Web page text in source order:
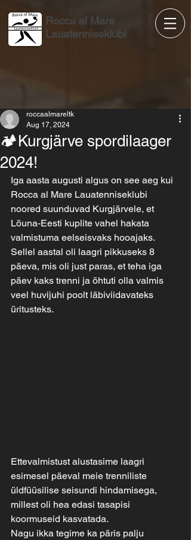
Rocca al Mare
Lauatenniseklubi
🏕️Kurgjärve spordilaager
2024!
roccaalmareltk
Aug 17, 2024
Iga aasta augusti algus on see aeg kui
Rocca al Mare Lauatenniseklubi
noored suunduvad Kurgjärvele, et
Lõuna-Eesti kuplite vahel hakata
valmistuma eelseisvaks hooajaks.
Sellel aastal oli laagri pikkuseks 8
päeva, mis oli just paras, et teha iga
päev kaks trenni ja õhtuti olla valmis
veel huvijuhi poolt läbiviidavateks
üritusteks.
Ettevalmistust alustasime laagri
esimesel päeval meie trenniliste
üldfüüsilise seisundi hindamisega,
millest oli hea edasi tasapisi
koormuseid kasvatada.
Nagu ikka tegime ka päris palju